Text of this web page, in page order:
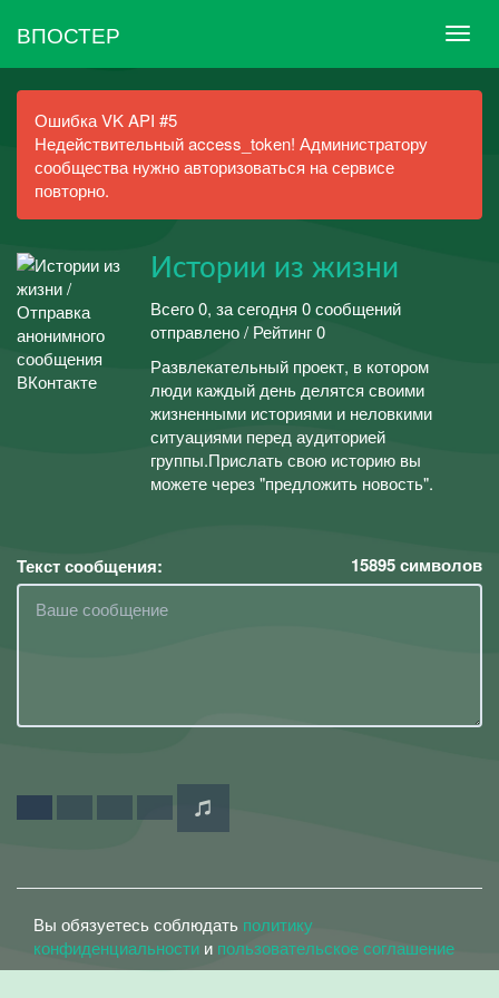
ВПОСТЕР
Ошибка VK API #5
Недействительный access_token! Администратору
сообщества нужно авторизоваться на сервисе
повторно.
Истории из жизни
Всего 0, за сегодня 0 сообщений
отправлено / Рейтинг 0
Развлекательный проект, в котором
люди каждый день делятся своими
жизненными историями и неловкими
ситуациями перед аудиторией
группы.Прислать свою историю вы
можете через "предложить новость".
Текст сообщения: 15895символов
Вы обязуетесь соблюдать политику
конфиденциальности и пользовательское соглашение